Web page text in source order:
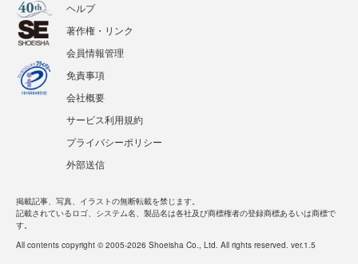
ヘルプ
著作権・リンク
会員情報管理
免責事項
会社概要
サービス利用規約
プライバシーポリシー
外部送信
掲載記事、写真、イラストの無断転載を禁じます。
記載されているロゴ、システム名、製品名は各社及び商標権者の登録商標あるいは商標で
す。
All contents copyright © 2005-2026 Shoeisha Co., Ltd. All rights reserved. ver.1.5